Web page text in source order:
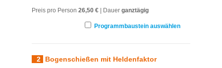
Preis pro Person 26,50 € | Dauer ganztägig
Programmbaustein auswählen
2 Bogenschießen mit Heldenfaktor